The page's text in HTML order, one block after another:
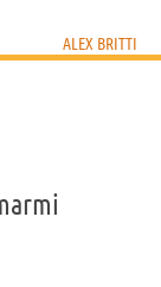
ALEX BRITTI